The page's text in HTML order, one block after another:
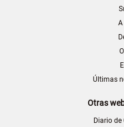
Últimas
Otras
Diario de